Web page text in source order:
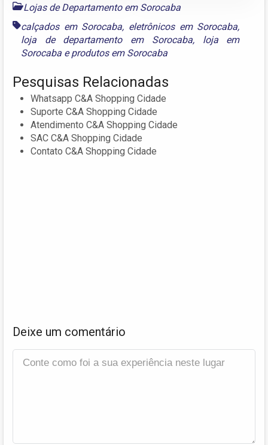
Lojas de Departamento em Sorocaba
calçados em Sorocaba, eletrônicos em Sorocaba,
loja de departamento em Sorocaba, loja em
Sorocaba eprodutos em Sorocaba
Pesquisas Relacionadas
Whatsapp C&A Shopping Cidade
Suporte C&A Shopping Cidade
Atendimento C&A Shopping Cidade
SAC C&A Shopping Cidade
Contato C&A Shopping Cidade
Deixe um comentário